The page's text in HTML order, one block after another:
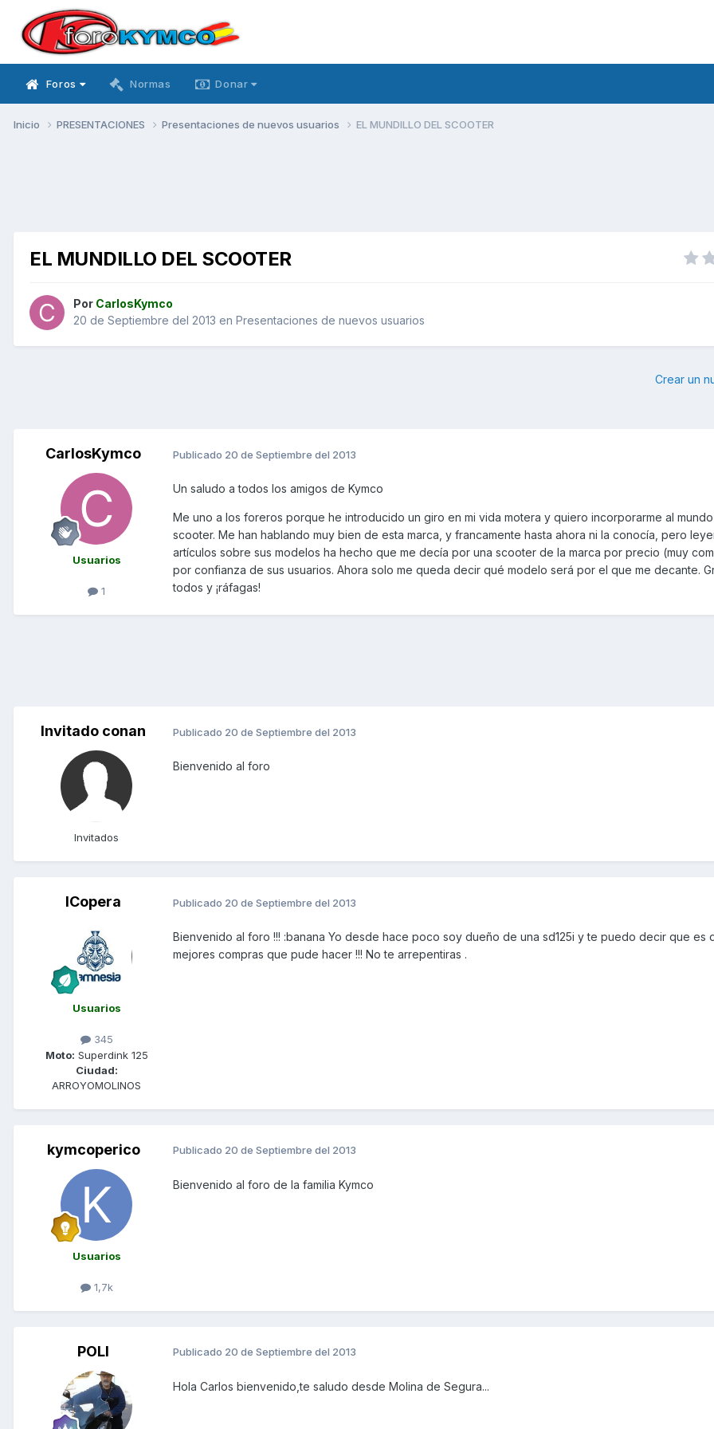
Foros Normas Donar
Inicio PRESENTACIONES Presentaciones de nuevos usuarios EL MUNDILLO DEL SCOOTER
EL MUNDILLO DEL SCOOTER
Por CarlosKymco
20 de Septiembre del 2013 en Presentaciones de nuevos usuarios
Crear un
CarlosKymco
Usuarios
1
Publicado 20 de Septiembre del 2013
Un saludo a todos los amigos de Kymco
Me uno a los foreros porque he introducido un giro en mi vida motera y quiero incorporarme al
scooter. Me han hablando muy bien de esta marca, y francamente hasta ahora ni la conocía, pero
artículos sobre sus modelos ha hecho que me decía por una scooter de la marca por precio (muy
por confianza de sus usuarios. Ahora solo me queda decir qué modelo será por el que me decante.
todos y ¡ráfagas!
Invitado conan
Invitados
Publicado 20 de Septiembre del 2013
Bienvenido al foro
ICopera
Usuarios
345
Moto: Superdink 125
Ciudad:
ARROYOMOLINOS
Publicado 20 de Septiembre del 2013
Bienvenido al foro !!! :banana Yo desde hace poco soy dueño de una sd125i y te puedo decir que es
mejores compras que pude hacer !!! No te arrepentiras .
kymcoperico
Usuarios
1,7k
Publicado 20 de Septiembre del 2013
Bienvenido al foro de la familia Kymco
POLI Publicado 20 de Septiembre del 2013
Hola Carlos bienvenido,te saludo desde Molina de Segura...